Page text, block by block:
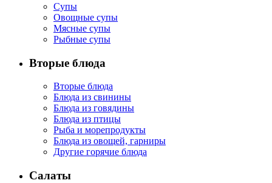
Супы
Овощные супы
Мясные супы
Рыбные супы
Вторые блюда
Вторые блюда
Блюда из свинины
Блюда из говядины
Блюда из птицы
Рыба и морепродукты
Блюда из овощей, гарниры
Другие горячие блюда
Салаты